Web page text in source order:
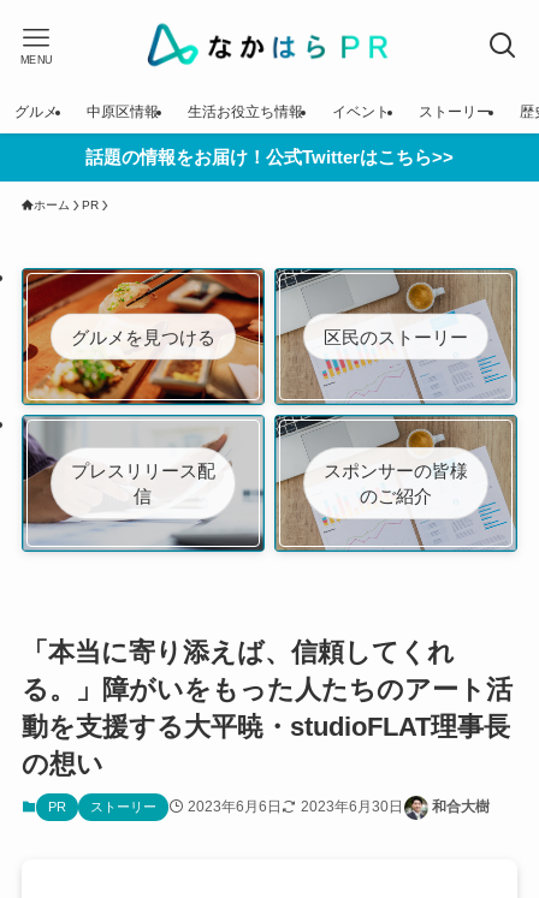
MENU
グルメ 中原区情報 生活お役立ち情報 イベント ストーリー 歴
話題の情報をお届け！公式Twitterはこちら>>
ホーム PR
グルメを見つける 区民のストーリー
プレスリリース配
信
スポンサーの皆様
のご紹介
「本当に寄り添えば、信頼してくれ
る。」障がいをもった人たちのアート活
動を支援する大平暁・studioFLAT理事長
の想い
PR ストーリー 2023年6月6日 2023年6月30日 和合大樹